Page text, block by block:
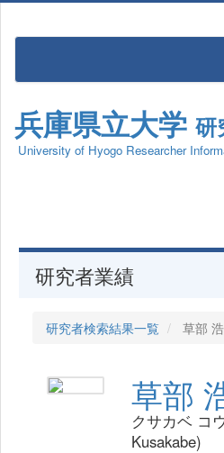
兵庫県立大学 研
University of Hyogo Researcher
研究者業績
研究者検索結果一覧 草部
草部
クサカベ コ
Kusakabe)